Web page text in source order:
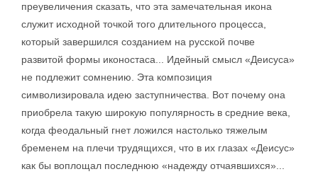
преувеличения сказать, что эта замечательная икона
служит исходной точкой того длительного процесса,
который завершился созданием на русской почве
развитой формы иконостаса... Идейный смысл «Деисуса»
не подлежит сомнению. Эта композиция
символизировала идею заступничества. Вот почему она
приобрела такую широкую популярность в средние века,
когда феодальный гнет ложился настолько тяжелым
бременем на плечи трудящихся, что в их глазах «Деисус»
как бы воплощал последнюю «надежду отчаявшихся»...